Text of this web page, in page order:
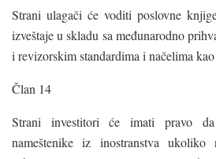
Strani ulagači će voditi poslovne
izveštaje u skladu sa međunarodno
i revizorskim standardima i načelima
Član 14
Strani investitori će imati pravo da
nameštenike iz inostranstva ukoliko